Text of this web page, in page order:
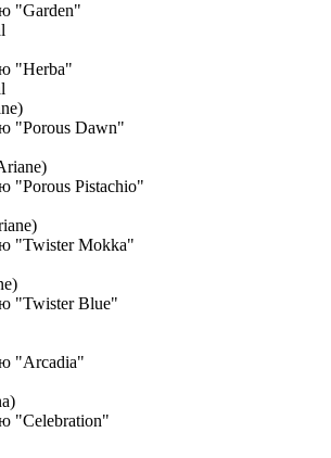
"Garden"
"Herba"
"Porous Dawn"
"Porous Pistachio"
"Twister Mokka"
"Twister Blue"
"Arcadia"
"Celebration"